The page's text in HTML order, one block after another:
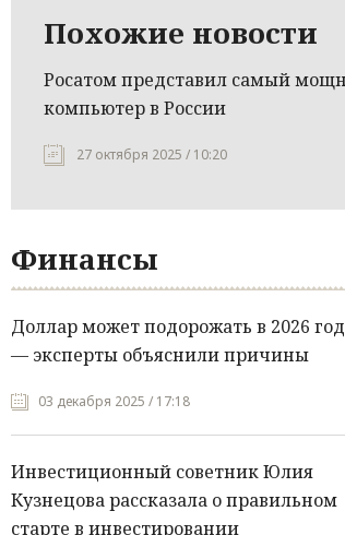
Похожие новости
Росатом представил самый
компьютер в России
27 октября 2025 / 10:20
Финансы
Доллар может подорожать в 2026
— эксперты объяснили причины
03 декабря 2025 / 17:18
Инвестиционный советник Юлия
Кузнецова рассказала о правильном
старте в инвестировании